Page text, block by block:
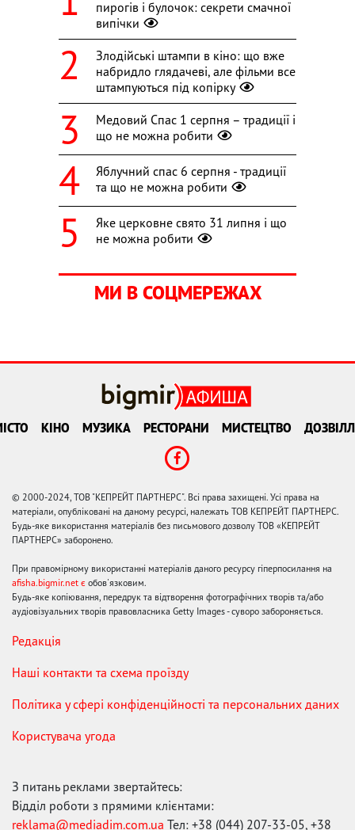
пирогів і булочок: секрети смачної
випічки
Злодійські штампи в кіно: що вже
набридло глядачеві, але фільми все
штампуються під копірку
Медовий Спас 1 серпня – традиції і
що не можна робити
Яблучний спас 6 серпня - традиції
та що не можна робити
Яке церковне свято 31 липня і що
не можна робити
МИ В СОЦМЕРЕЖАХ
КІНО МУЗИКА РЕСТОРАНИ МИСТЕЦТВО
© 2000-2024, ТОВ "КЕПРЕЙТ ПАРТНЕРС". Всі права захищені. Усі права на
матеріали, опубліковані на даному ресурсі, належать ТОВ КЕПРЕЙТ ПАРТНЕРС.
Будь-яке використання матеріалів без письмового дозволу ТОВ «КЕПРЕЙТ
ПАРТНЕРС» заборонено.
При правомірному використанні матеріалів даного ресурсу гіперпосилання на
afisha.bigmir.net є обов'язковим.
Будь-яке копіювання, передрук та відтворення фотографічних творів та/або
аудіовізуальних творів правовласника Getty Images - суворо забороняється.
Редакція
Наші контакти та схема проїзду
Політика у сфері конфіденційності та персональних даних
Користувача угода
З питань реклами звертайтесь:
Відділ роботи з прямими клієнтами:
reklama@mediadim.com.ua Тел: +38 (044) 207-33-05, +38